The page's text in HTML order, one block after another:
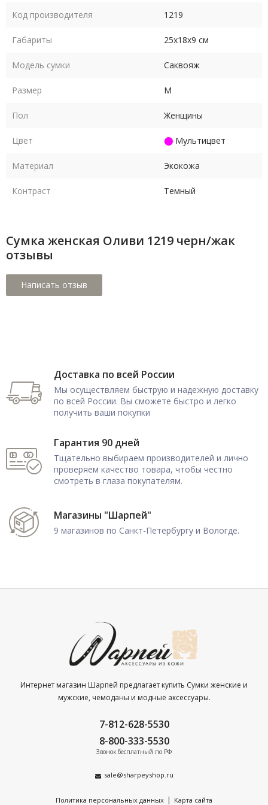
Код производителя 1219
Габариты 25х18х9 см
Модель сумки Саквояж
Размер M
Пол Женщины
Цвет Мультицвет
Материал Экокожа
Контраст Темный
Сумка женская Оливи 1219 черн/жак
отзывы
Доставка по всей России
Мы осуществляем быструю и надежную доставку
по всей России. Вы сможете быстро и легко
получить ваши покупки
Гарантия 90 дней
Тщательно выбираем производителей и лично
проверяем качество товара, чтобы честно
смотреть в глаза покупателям.
Магазины "Шарпей"
9 магазинов по Санкт-Петербургу и Вологде.
Интернет магазин Шарпей предлагает купить Сумки женские и
мужские, чемоданы и модные аксессуары.
7-812-628-5530
8-800-333-5530
Звонок бесплатный по РФ
sale@sharpeyshop.ru
Политика персональных данных | Карта сайта